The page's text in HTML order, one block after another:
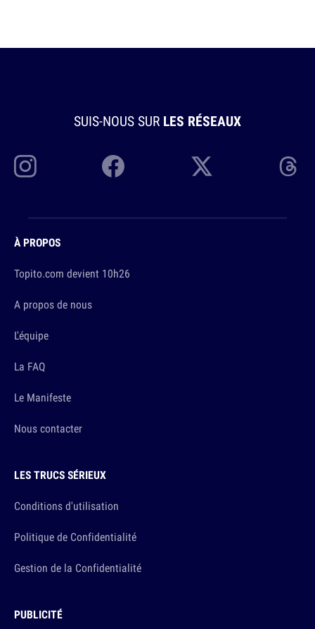
SUIS-NOUS SUR LES RÉSEAUX
À PROPOS
Topito.com devient 10h26
A propos de nous
L'équipe
La FAQ
Le Manifeste
Nous contacter
LES TRUCS SÉRIEUX
Conditions d'utilisation
Politique de Confidentialité
Gestion de la Confidentialité
PUBLICITÉ